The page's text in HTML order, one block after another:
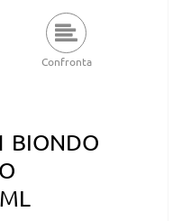
Confronta
BIONDO